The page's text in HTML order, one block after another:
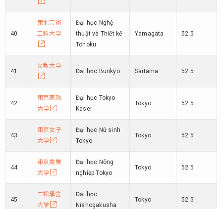
40
東北芸術
工科大学
Đại học Nghệ
thuật và Thiết kế
Tohoku
Yamagata 52.5
41
文教大学
Đại học Bunkyo Saitama 52.5
42
東京家政
大学
Đại học Tokyo
Kasei
Tokyo 52.5
43
東京女子
大学
Đại học Nữ sinh
Tokyo
Tokyo 52.5
44
東京農業
大学
Đại học Nông
nghiệp Tokyo
Tokyo 52.5
45
二松學舍
大学
Đại học
Nishogakusha
Tokyo 52.5